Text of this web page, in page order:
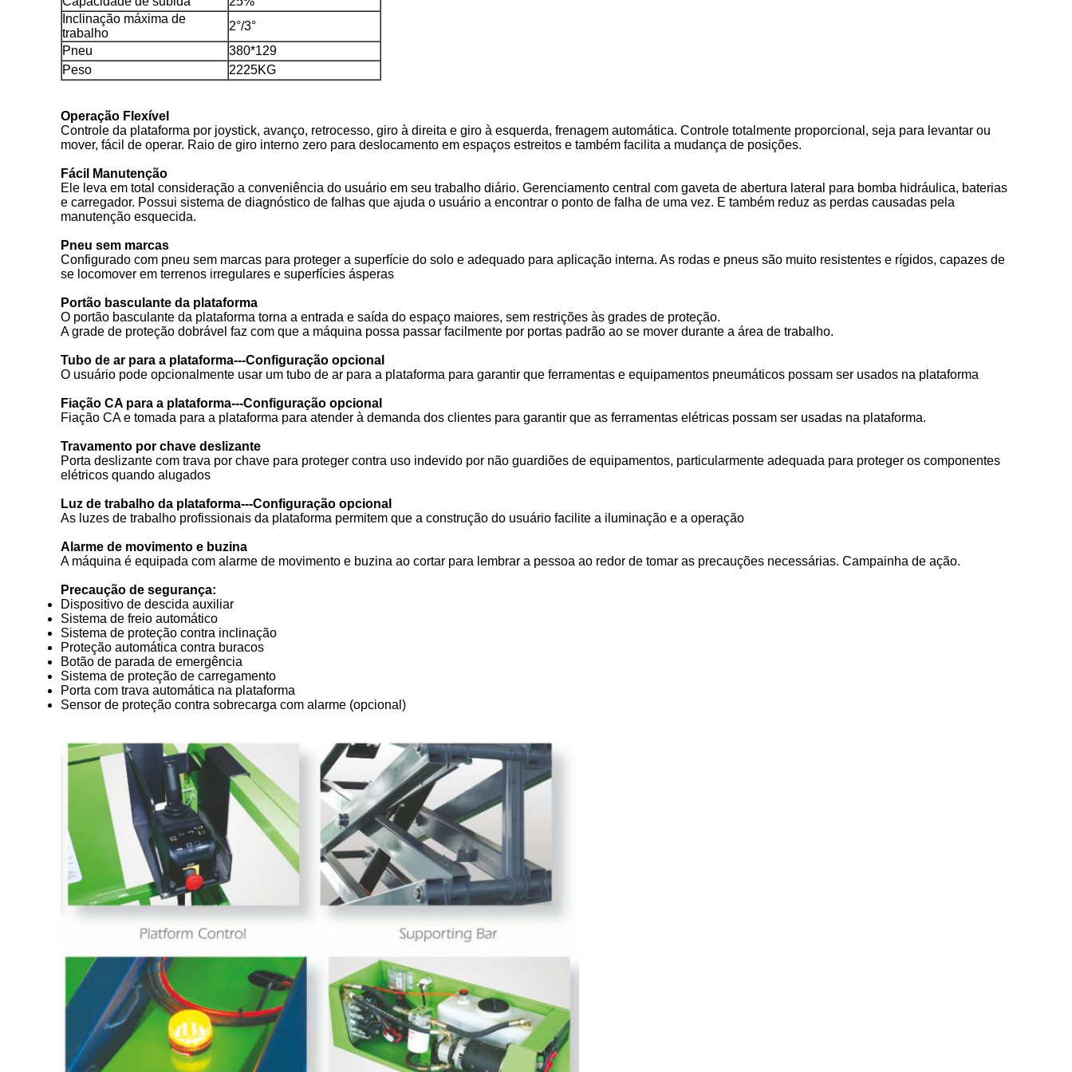
Inclinação máxima de
trabalho
2°/3°
Pneu
380*129
Peso
2225KG
Operação Flexível
Controle da plataforma por joystick, avanço, retrocesso, giro à direita e giro à esquerda, frenagem automática. Controle totalmente proporcional, seja para levantar ou
mover, fácil de operar. Raio de giro interno zero para deslocamento em espaços estreitos e também facilita a mudança de posições.
Fácil Manutenção
Ele leva em total consideração a conveniência do usuário em seu trabalho diário. Gerenciamento central com gaveta de abertura lateral para bomba hidráulica, baterias
e carregador. Possui sistema de diagnóstico de falhas que ajuda o usuário a encontrar o ponto de falha de uma vez. E também reduz as perdas causadas pela
manutenção esquecida.
Pneu sem marcas
Configurado com pneu sem marcas para proteger a superfície do solo e adequado para aplicação interna. As rodas e pneus são muito resistentes e rígidos, capazes de
se locomover em terrenos irregulares e superfícies ásperas
Portão basculante da plataforma
O portão basculante da plataforma torna a entrada e saída do espaço maiores, sem restrições às grades de proteção.
A grade de proteção dobrável faz com que a máquina possa passar facilmente por portas padrão ao se mover durante a área de trabalho.
Tubo de ar para a plataforma---Configuração opcional
O usuário pode opcionalmente usar um tubo de ar para a plataforma para garantir que ferramentas e equipamentos pneumáticos possam ser usados na plataforma
Fiação CA para a plataforma---Configuração opcional
Fiação CA e tomada para a plataforma para atender à demanda dos clientes para garantir que as ferramentas elétricas possam ser usadas na plataforma.
Travamento por chave deslizante
Porta deslizante com trava por chave para proteger contra uso indevido por não guardiões de equipamentos, particularmente adequada para proteger os componentes
elétricos quando alugados
Luz de trabalho da plataforma---Configuração opcional
As luzes de trabalho profissionais da plataforma permitem que a construção do usuário facilite a iluminação e a operação
Alarme de movimento e buzina
A máquina é equipada com alarme de movimento e buzina ao cortar para lembrar a pessoa ao redor de tomar as precauções necessárias. Campainha de ação.
Precaução de segurança:
Dispositivo de descida auxiliar
Sistema de freio automático
Sistema de proteção contra inclinação
Proteção automática contra buracos
Botão de parada de emergência
Sistema de proteção de carregamento
Porta com trava automática na plataforma
Sensor de proteção contra sobrecarga com alarme (opcional)